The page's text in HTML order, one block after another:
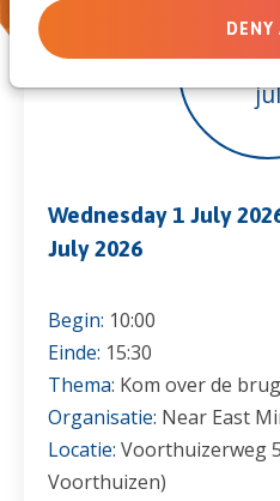
DENY
1
jul
Wednesday 1 July
July 2026
Begin: 10:00
Einde: 15:30
Thema: Kom over de
Organisatie: Near East
Locatie: Voorthuizerweg
Voorthuizen)